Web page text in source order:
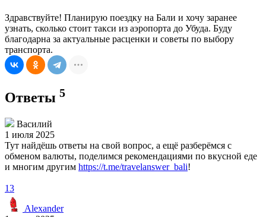
Здравствуйте! Планирую поездку на Бали и хочу заранее
узнать, сколько стоит такси из аэропорта до Убуда. Буду
благодарна за актуальные расценки и советы по выбору
транспорта.
Ответы 5
Василий
1 июля 2025
Тут найдёшь ответы на свой вопрос, а ещё разберёмся с
обменом валюты, поделимся рекомендациями по вкусной еде
и многим другим https://t.me/travelanswer_bali!
13
Alexander